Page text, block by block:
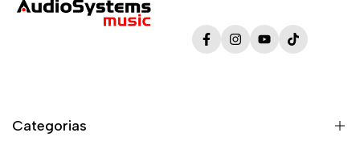
FacebookInstagramYouTubeTikTok
Categorias